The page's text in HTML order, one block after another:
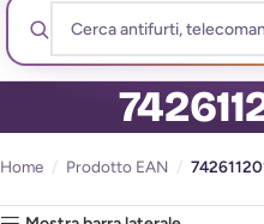
Home / Prodotto EAN /